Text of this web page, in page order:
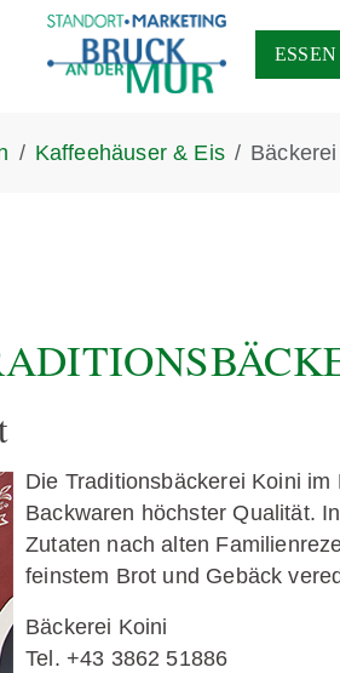
Kaffeehäuser & Eis
Die Traditionsbäckerei Koini
Backwaren höchster Qualität.
Zutaten nach alten
feinstem Brot und Gebäck
Bäckerei Koini
Tel. +43 3862 51886